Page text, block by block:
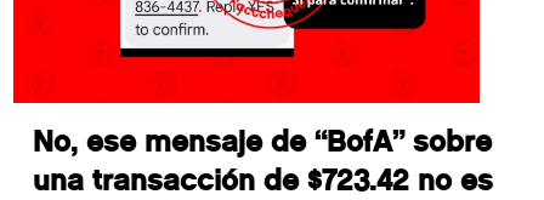
No, ese mensaje de “BofA” sobre
una transacción de $723.42 no es